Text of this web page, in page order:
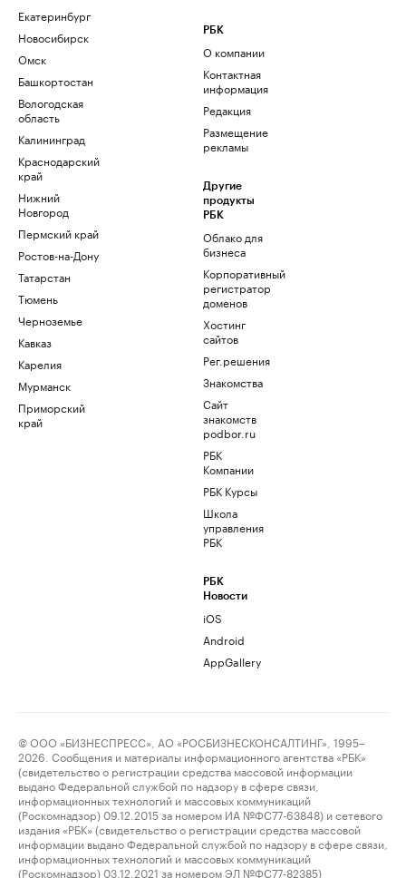
Екатеринбург
Новосибирск
Омск
Башкортостан
Вологодская
область
Калининград
Краснодарский
край
Нижний
Новгород
Пермский край
Ростов-на-Дону
Татарстан
Тюмень
Черноземье
Кавказ
Карелия
Мурманск
Приморский
край
РБК
О компании
Контактная
информация
Редакция
Размещение
рекламы
Другие
продукты
РБК
Облако для
бизнеса
Корпоративный
регистратор
доменов
Хостинг
сайтов
Рег.решения
Знакомства
Сайт
знакомств
podbor.ru
РБК
Компании
РБК Курсы
Школа
управления
РБК
РБК
Новости
iOS
Android
AppGallery
© ООО «БИЗНЕСПРЕСС», АО «РОСБИЗНЕСКОНСАЛТИНГ», 1995–
2026. Сообщения и материалы информационного агентства «РБК»
(свидетельство о регистрации средства массовой информации
выдано Федеральной службой по надзору в сфере связи,
информационных технологий и массовых коммуникаций
(Роскомнадзор) 09.12.2015 за номером ИА №ФС77-63848) и сетевого
издания «РБК» (свидетельство о регистрации средства массовой
информации выдано Федеральной службой по надзору в сфере связи,
информационных технологий и массовых коммуникаций
(Роскомнадзор) 03.12.2021 за номером ЭЛ №ФС77-82385)